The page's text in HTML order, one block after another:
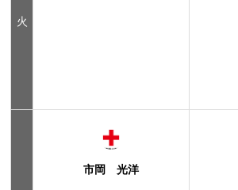
火
市岡 光洋